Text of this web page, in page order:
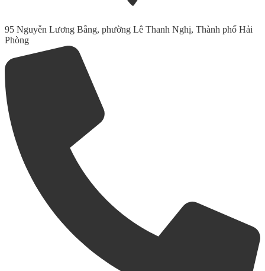
95 Nguyễn Lương Bằng, phường Lê Thanh Nghị, Thành phố Hải
Phòng